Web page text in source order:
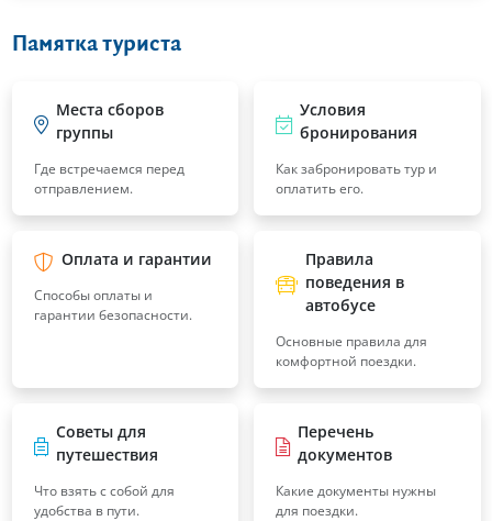
Памятка туриста
Места сборов
группы
Где встречаемся перед
отправлением.
Условия
бронирования
Как забронировать тур и
оплатить его.
Оплата и гарантии
Способы оплаты и
гарантии безопасности.
Правила
поведения в
автобусе
Основные правила для
комфортной поездки.
Советы для
путешествия
Что взять с собой для
удобства в пути.
Перечень
документов
Какие документы нужны
для поездки.